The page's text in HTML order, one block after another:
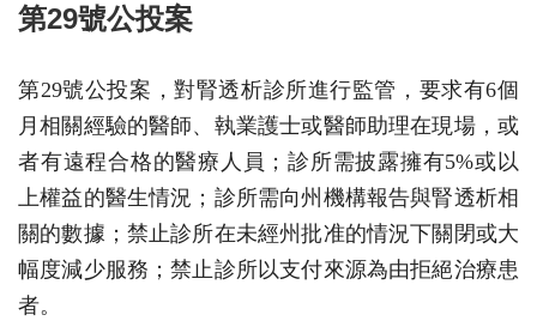
第29號公投案
第29號公投案，對腎透析診所進行監管，要求有6個
月相關經驗的醫師、執業護士或醫師助理在現場，或
者有遠程合格的醫療人員；診所需披露擁有5%或以
上權益的醫生情況；診所需向州機構報告與腎透析相
關的數據；禁止診所在未經州批准的情況下關閉或大
幅度減少服務；禁止診所以支付來源為由拒絕治療患
者。